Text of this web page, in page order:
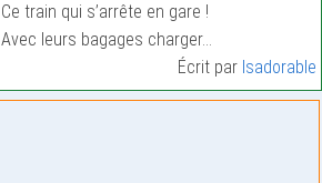
Ce train qui s’arrête en gare !
Avec leurs bagages charger…
Écrit par Isadorable